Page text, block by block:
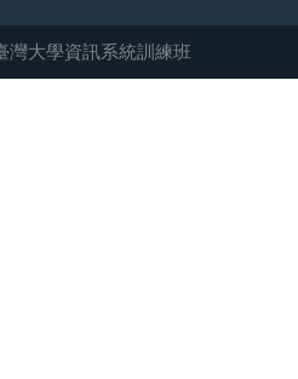
灣大學資訊系統訓練班